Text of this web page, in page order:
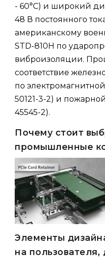
- 60°C) и широкий
48 В постоянного
американскому
STD-810H по
виброизоляции.
соответствие
по
50121-3-2) и
45545-2).
Почему стоит
промышленные
Элементы
на пользователя,